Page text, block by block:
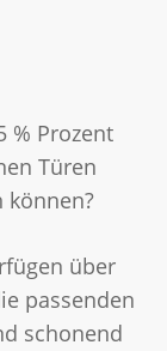
% Prozent
Türen
können?
über
passenden
schonend